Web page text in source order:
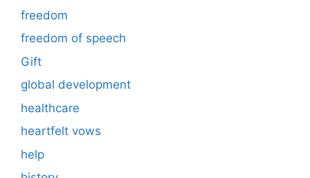
freedom
freedom of speech
Gift
global development
healthcare
heartfelt vows
help